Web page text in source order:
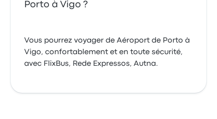
Porto à Vigo ?
Vous pourrez voyager de Aéroport de Porto à
Vigo, confortablement et en toute sécurité,
avec FlixBus, Rede Expressos, Autna.